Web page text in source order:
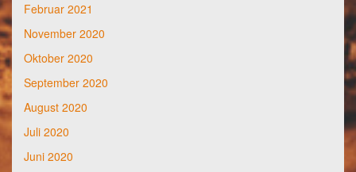
Februar 2021
November 2020
Oktober 2020
September 2020
August 2020
Juli 2020
Juni 2020